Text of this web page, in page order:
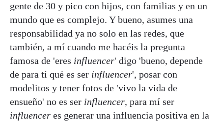
gente de 30 y pico con hijos, con familias y en un
mundo que es complejo. Y bueno, asumes una
responsabilidad ya no solo en las redes, que
también, a mí cuando me hacéis la pregunta
famosa de 'eres influencer' digo 'bueno, depende
de para tí qué es ser influencer', posar con
modelitos y tener fotos de 'vivo la vida de
ensueño' no es ser influencer, para mí ser
influencer es generar una influencia positiva en la